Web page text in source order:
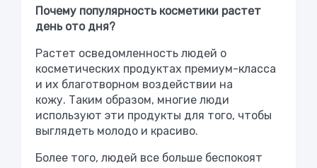
Почему популярность косметики растет
день ото дня?
Растет осведомленность людей о
косметических продуктах премиум-класса
и их благотворном воздействии на
кожу. Таким образом, многие люди
используют эти продукты для того, чтобы
выглядеть молодо и красиво.
Более того, людей все больше беспокоят